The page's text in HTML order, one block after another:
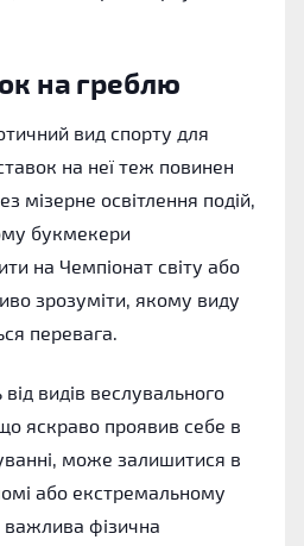
на греблю
вид спорту для
на неї теж повинен
мізерне освітлення подій,
букмекери
на Чемпіонат світу або
зрозуміти, якому виду
перевага.
видів веслувального
яскраво проявив себе в
може залишитися в
або екстремальному
важлива фізична